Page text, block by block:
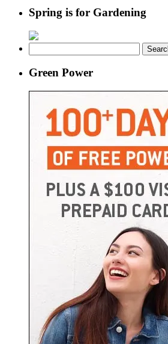
Spring is for Gardening
for:
Green Power